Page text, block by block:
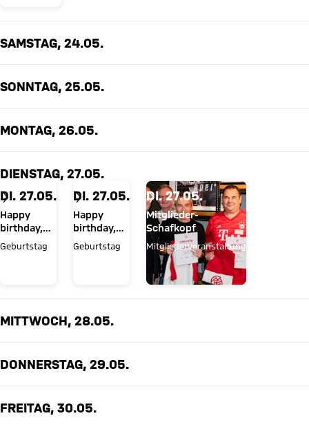
SAMSTAG, 24.05.
SONNTAG, 25.05.
MONTAG, 26.05.
DIENSTAG, 27.05.
DI. 27.05.
Happy
birthday,
Michael
Rechner!
Geburtstag
DI. 27.05.
Happy
birthday,
Konrad
Geburtstag
DI. 27.05.
Mitglieder-
Schafkopf
Mitgliederveranstaltung
MITTWOCH, 28.05.
DONNERSTAG, 29.05.
FREITAG, 30.05.